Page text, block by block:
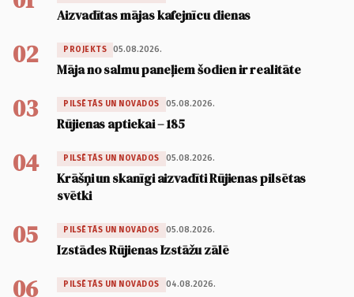
Aizvadītas mājas kafejnīcu dienas
02 PROJEKTS 05.08.2026.
Māja no salmu paneļiem šodien ir realitāte
03 PILSĒTĀS UN NOVADOS 05.08.2026.
Rūjienas aptiekai – 185
04 PILSĒTĀS UN NOVADOS 05.08.2026.
Krāšņi un skanīgi aizvadīti Rūjienas pilsētas
svētki
05 PILSĒTĀS UN NOVADOS 05.08.2026.
Izstādes Rūjienas Izstāžu zālē
06 PILSĒTĀS UN NOVADOS 04.08.2026.